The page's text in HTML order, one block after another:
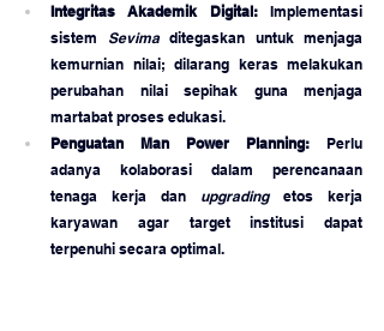
Integritas Akademik Digital: Implementasi
sistem Sevima ditegaskan untuk menjaga
kemurnian nilai; dilarang keras melakukan
perubahan nilai sepihak guna menjaga
martabat proses edukasi.
Penguatan Man Power Planning: Perlu
adanya kolaborasi dalam perencanaan
tenaga kerja dan upgrading etos kerja
karyawan agar target institusi dapat
terpenuhi secara optimal.